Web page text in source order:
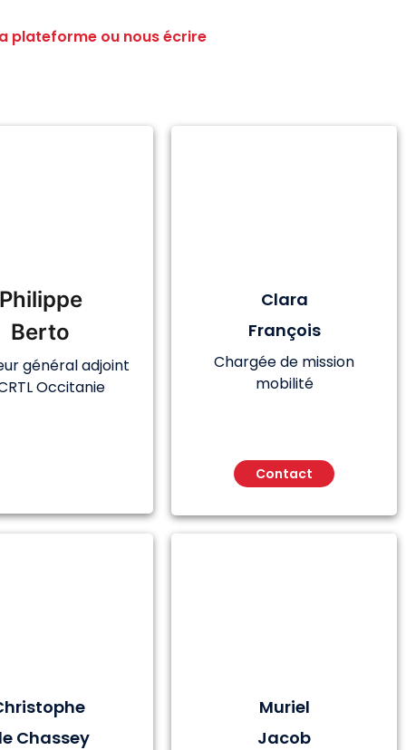
plateforme ou nous écrire
Philippe
Berto
général adjoint
Occitanie
Clara
François
Chargée de mission
mobilité
Contact
Chassey
Muriel
Jacob